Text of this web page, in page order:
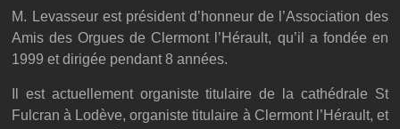
M. Levasseur est président d’honneur de l’Association des
Amis des Orgues de Clermont l’Hérault, qu’il a fondée en
1999 et dirigée pendant 8 années.
Il est actuellement organiste titulaire de la cathédrale St
Fulcran à Lodève, organiste titulaire à Clermont l’Hérault, et